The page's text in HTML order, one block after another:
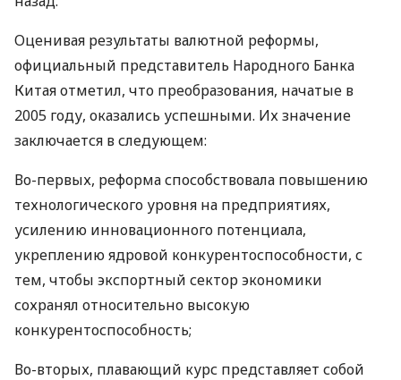
Оценивая результаты валютной реформы,
официальный представитель Народного Банка
Китая отметил, что преобразования, начатые в
2005 году, оказались успешными. Их значение
заключается в следующем:
Во-первых, реформа способствовала повышению
технологического уровня на предприятиях,
усилению инновационного потенциала,
укреплению ядровой конкурентоспособности, с
тем, чтобы экспортный сектор экономики
сохранял относительно высокую
конкурентоспособность;
Во-вторых, плавающий курс представляет собой